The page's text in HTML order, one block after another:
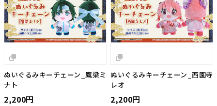
ぬいぐるみキーチェーン_鷹梁ミ
ナト
2,200円
ぬいぐるみキーチェーン_西園寺
レオ
2,200円